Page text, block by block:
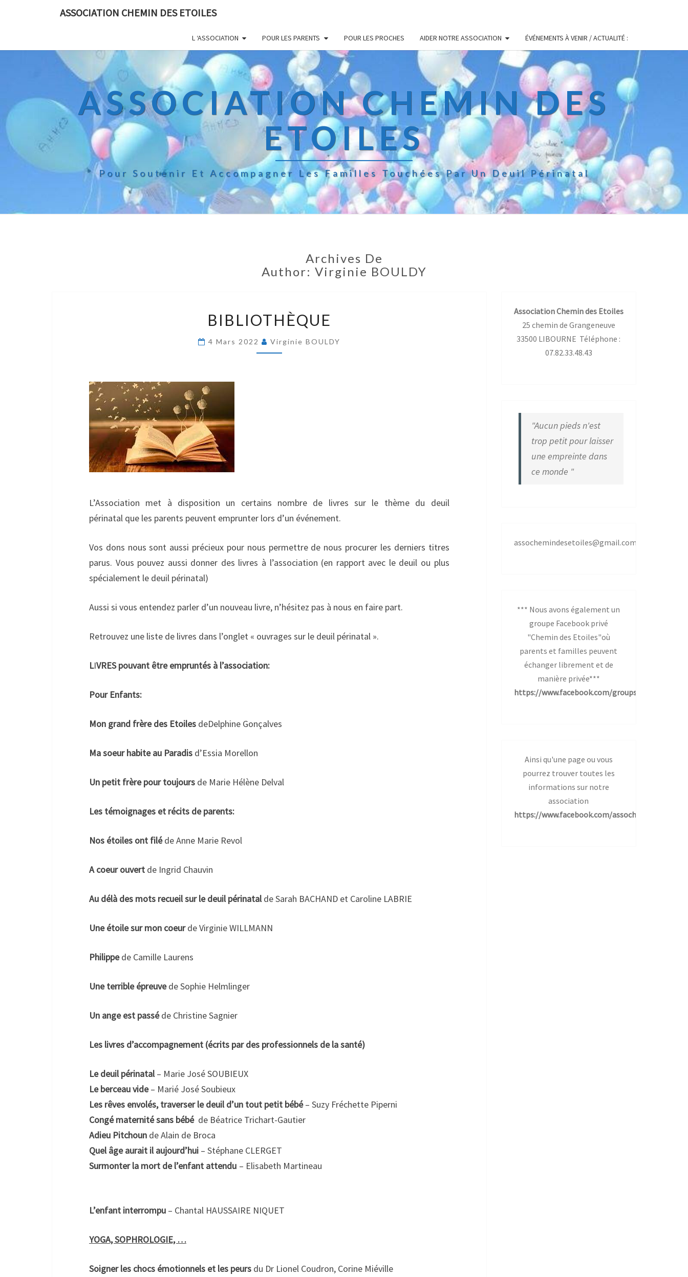
ASSOCIATION CHEMIN DES ETOILES
L ‘ASSOCIATION POUR LES PARENTS POUR LES PROCHES AIDER NOTRE ASSOCIATION ÉVÉNEMENTS À VENIR / ACTUALITÉ :
ASSOCIATION CHEMIN DES
ETOILES
Pour Soutenir Et Accompagner Les Familles Touchées Par Un Deuil Périnatal
Archives De
Author: Virginie BOULDY
BIBLIOTHÈQUE
4 Mars 2022 Virginie BOULDY
L’Association met à disposition un certains nombre de livres sur le thème du deuil
périnatal que les parents peuvent emprunter lors d’un événement.
Vos dons nous sont aussi précieux pour nous permettre de nous procurer les derniers titres
parus. Vous pouvez aussi donner des livres à l’association (en rapport avec le deuil ou plus
spécialement le deuil périnatal)
Aussi si vous entendez parler d’un nouveau livre, n’hésitez pas à nous en faire part.
Retrouvez une liste de livres dans l’onglet « ouvrages sur le deuil périnatal ».
LIVRES pouvant être empruntés à l’association:
Pour Enfants:
Mon grand frère des Etoiles deDelphine Gonçalves
Ma soeur habite au Paradis d’Essia Morellon
Un petit frère pour toujours de Marie Hélène Delval
Les témoignages et récits de parents:
Nos étoiles ont filéde Anne Marie Revol
A coeur ouvert de Ingrid Chauvin
Au délà des mots recueil sur le deuil périnatalde Sarah BACHAND et Caroline LABRIE
Une étoile sur mon coeurde Virginie WILLMANN
Philippede Camille Laurens
Une terrible épreuvede Sophie Helmlinger
Un ange est passéde Christine Sagnier
Les livres d’accompagnement (écrits par des professionnels de la santé)
Le deuil périnatal– Marie José SOUBIEUX
Le berceau vide– Marié José Soubieux
Les rêves envolés, traverser le deuil d’un tout petit bébé– Suzy Fréchette Piperni
Congé maternité sans bébé de Béatrice Trichart-Gautier
Adieu Pitchoun de Alain de Broca
Quel âge aurait il aujourd’hui – Stéphane CLERGET
Surmonter la mort de l’enfant attendu – Elisabeth Martineau
L’enfant interrompu – Chantal HAUSSAIRE NIQUET
YOGA, SOPHROLOGIE, …
Soigner les chocs émotionnels et les peurs du Dr Lionel Coudron, Corine Miéville
Association Chemin des Etoiles
25 chemin de Grangeneuve
33500 LIBOURNE Téléphone :
07.82.33.48.43
"Aucun pieds n'est
trop petit pour laisser
une empreinte dans
ce monde "
assochemindesetoiles@gmail.com,
*** Nous avons également un
groupe Facebook privé
"Chemin des Etoiles"où
parents et familles peuvent
échanger librement et de
manière privée***
https://www.facebook.com/groups/
Ainsi qu'une page ou vous
pourrez trouver toutes les
informations sur notre
association
https://www.facebook.com/